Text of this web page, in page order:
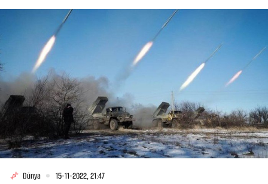
Dünya 15-11-2022, 21:47